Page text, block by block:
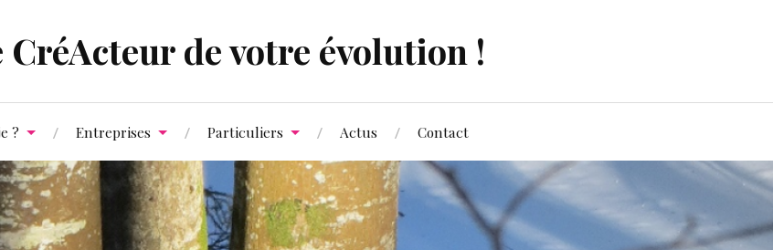
CréActeur de votre évolution !
? Entreprises Particuliers Actus Contact